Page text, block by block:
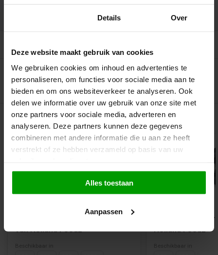
Details Over
Deze website maakt gebruik van cookies
We gebruiken cookies om inhoud en advertenties te
personaliseren, om functies voor sociale media aan te
bieden en om ons websiteverkeer te analyseren. Ook
delen we informatie over uw gebruik van onze site met
onze partners voor sociale media, adverteren en
analyseren. Deze partners kunnen deze gegevens
combineren met andere informatie die u aan ze heeft
verstrekt of ze hebben verzameld op basis van uw
Alles toestaan
Aanpassen
Gerelateerde producten
Vegan
Drophompen of Drop Pinkels
van Holland Foodz
Oosterhoutse
Holland Foodz